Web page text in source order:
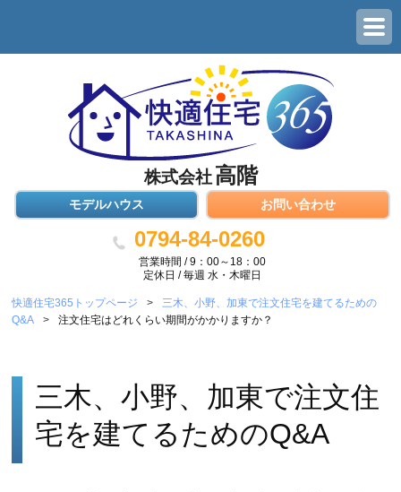
株式会社 高階
モデルハウス お問い合わせ
0794-84-0260
営業時間 / 9：00～18：00
定休日 / 毎週 水・木曜日
快適住宅365トップページ >
三木、小野、加東で注文住宅を建てるための
Q&A
> 注文住宅はどれくらい期間がかかりますか？
三木、小野、加東で注文住
宅を建てるためのQ&A